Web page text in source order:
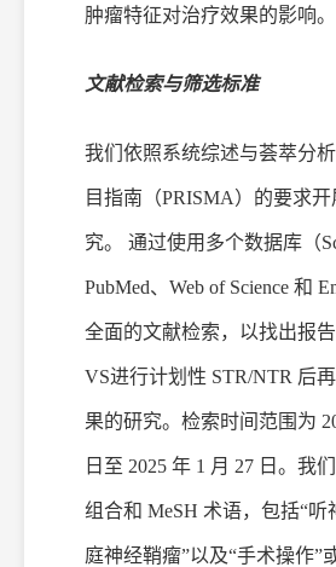
肿瘤特征对治疗效果的影响。
文献检索与筛选标准
我们依照系统综述与荟萃分
目指南（PRISMA）的要求
究。 通过使用多个数据库（
PubMed、Web of Science 和
全面的文献检索，以找出报
VS进行计划性 STR/NTR 后
果的研究。检索时间范围为
日至 2025 年 1 月 27 日。我
组合和 MeSH 术语，包括“听
庭神经鞘瘤”以及“手术操作”